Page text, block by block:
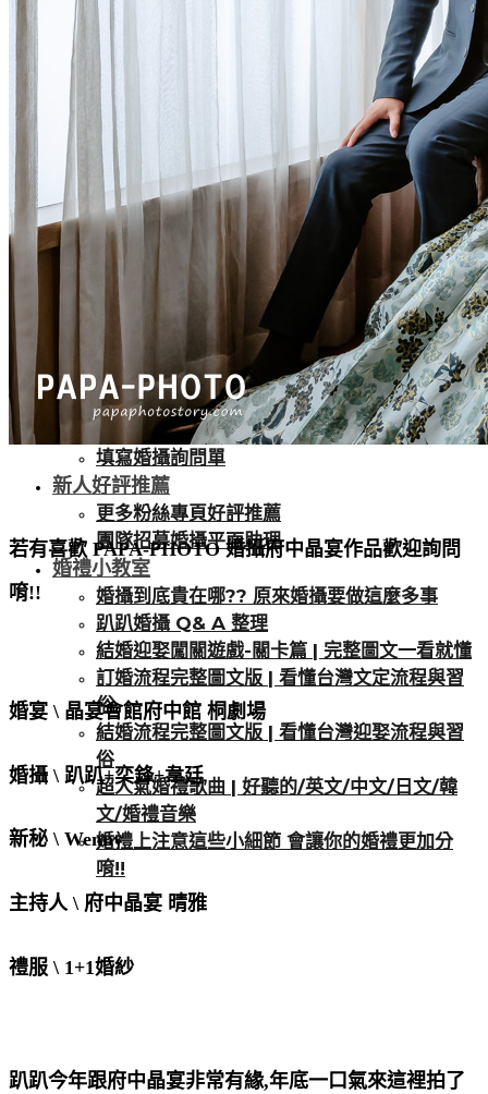
東京婚紗專案
Tokyo
京都婚紗專案
攝影作品
婚禮攝影 Wedding Day
自助婚紗 Pre-Wedding
孕婦寫真 Maternity
Facebook 粉絲專頁
PAPA Instagram
團隊攝影師
攝影師趴趴作品
攝影師奕鋒作品
攝影師智煒作品
婚攝檔期詢問
好檔期不等人 快來預約吧
LINE 線上詢問
填寫婚攝詢問單
新人好評推薦
更多粉絲專頁好評推薦
團隊招募婚攝平面助理
婚禮小教室
婚攝到底貴在哪?? 原來婚攝要做這麼多事
趴趴婚攝 Q& A 整理
結婚迎娶闖關遊戲-關卡篇 | 完整圖文一看就懂
訂婚流程完整圖文版 | 看懂台灣文定流程與習
俗
結婚流程完整圖文版 | 看懂台灣迎娶流程與習
俗
超人氣婚禮歌曲 | 好聽的/英文/中文/日文/韓
文/婚禮音樂
婚禮上注意這些小細節 會讓你的婚禮更加分
唷!!
若有喜歡 PAPA-PHOTO 婚攝府中晶宴作品歡迎詢問
唷!!
婚宴 \ 晶宴會館府中館 桐劇場
婚攝 \ 趴趴+奕鋒+韋廷
新秘 \ Wenny
主持人 \ 府中晶宴 晴雅
禮服 \ 1+1婚紗
趴趴今年跟府中晶宴非常有緣,年底一口氣來這裡拍了